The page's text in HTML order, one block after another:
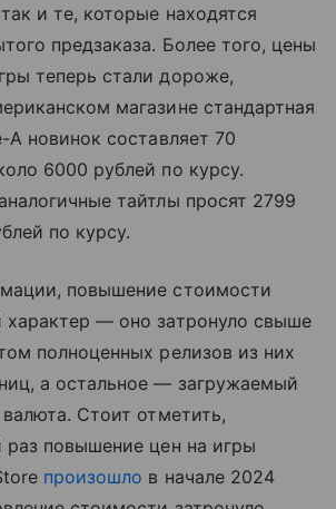
и те, которые находятся
предзаказа. Более того, цены
теперь стали дороже,
магазине стандартная
новинок составляет 70
6000 рублей по курсу.
тайтлы просят 2799
по курсу.
повышение стоимости
характер — оно затронуло свыше
полноценных релизов из них
а остальное — загружаемый
Стоит отметить,
раз повышение цен на игры
произошло в начале 2024